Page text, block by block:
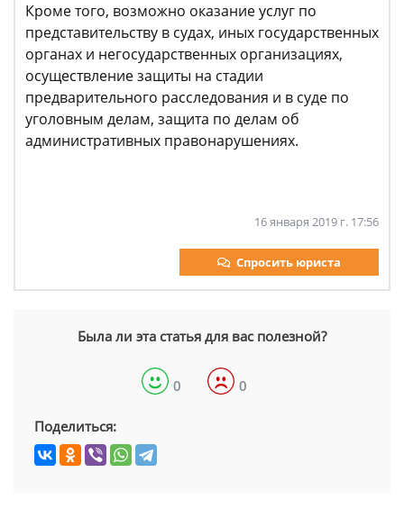
Кроме того, возможно оказание услуг по
представительству в судах, иных государственных
органах и негосударственных организациях,
осуществление защиты на стадии
предварительного расследования и в суде по
уголовным делам, защита по делам об
административных правонарушениях.
16 января 2019 г. 17:56
Спросить юриста
Была ли эта статья для вас полезной?
0 0
Поделиться: